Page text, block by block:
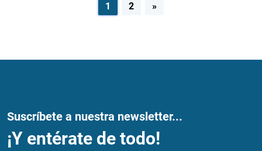
1 2 »
Suscríbete a nuestra newsletter...
¡Y entérate de todo!